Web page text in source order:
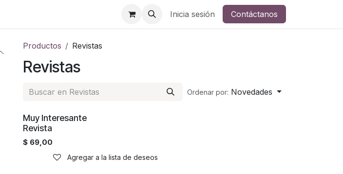
Inicia sesión Contáctanos
Productos Revistas
Revistas
Ordenar por: Novedades
¡Nuevo!
Muy Interesante
Revista
$ 69,00
Agregar a la lista de deseos